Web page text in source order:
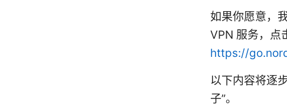
如果你愿意，
VPN 服务，点
https://
以下内容将逐
子”。